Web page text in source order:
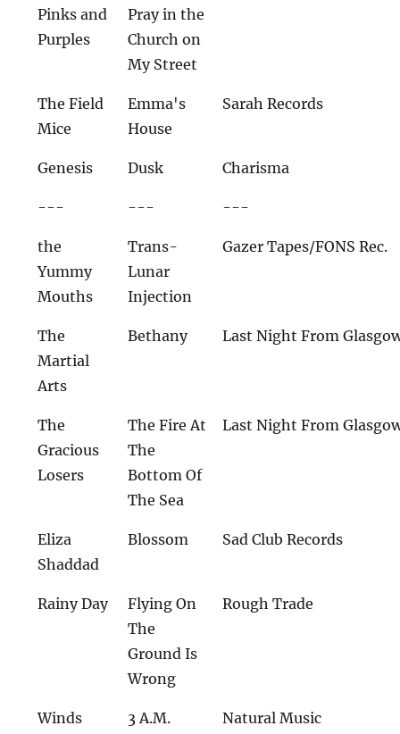
Pinks and
Purples
Pray in the
Church on
My Street
The Field
Mice
Emma's
House
Sarah Records
Genesis Dusk Charisma
--- --- ---
the
Yummy
Mouths
Trans-
Lunar
Injection
Gazer Tapes/FONS Rec.
The
Martial
Arts
Bethany Last Night From
The
Gracious
Losers
The Fire At
The
Bottom Of
The Sea
Last Night From
Eliza
Shaddad
Blossom Sad Club Records
Rainy Day
Flying On
The
Ground Is
Wrong
Rough Trade
Winds 3 A.M. Natural Music